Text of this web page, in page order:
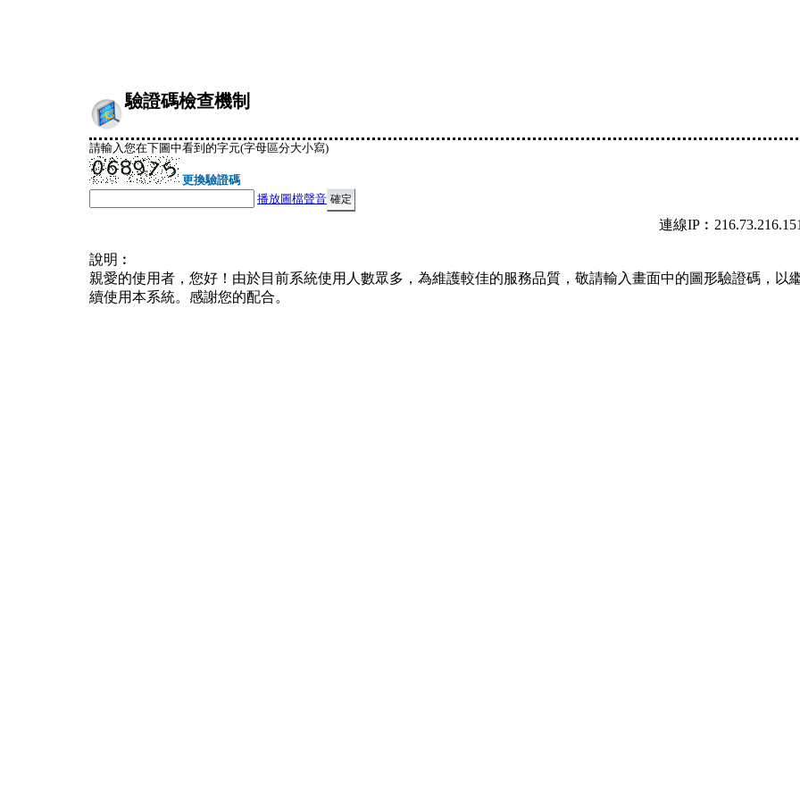
驗證碼檢查機制
請輸入您在下圖中看到的字元(字母區分大小寫)
更換驗證碼
播放圖檔聲音
連線
說明︰
親愛的使用者，您好！由於目前系統使用人數眾多，為維護較佳的服務品質，敬請輸入畫面中的圖形驗證碼，以
續使用本系統。感謝您的配合。